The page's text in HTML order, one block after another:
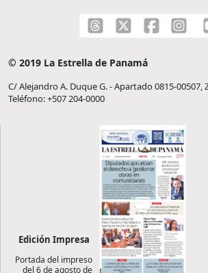
© 2019 La Estrella de Panamá
C/ Alejandro A. Duque G. - Apartado 0815-00507,
Teléfono: +507 204-0000
Edición Impresa
Portada del impreso
del 6 de agosto de